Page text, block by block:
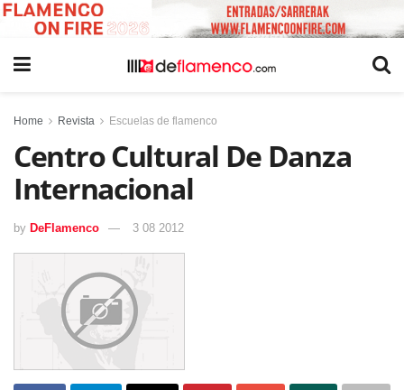
Home Revista Escuelas de flamenco
Centro Cultural De Danza
Internacional
by DeFlamenco 3 08 2012